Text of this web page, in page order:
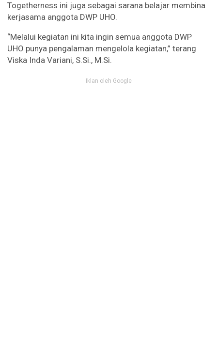
Togetherness ini juga sebagai sarana belajar membina
kerjasama anggota DWP UHO.
“Melalui kegiatan ini kita ingin semua anggota DWP
UHO punya pengalaman mengelola kegiatan,” terang
Viska Inda Variani, S.Si., M.Si.
Iklan oleh Google